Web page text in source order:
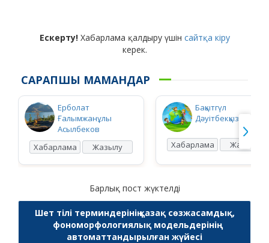
Ескерту!Хабарлама қалдыру үшін сайтқа кіру
керек.
САРАПШЫ МАМАНДАР
Ерболат
Ғалымжанұлы
Асылбеков
Хабарлама
Жазылу
Бақытгүл
Дәуітбекқызы Ысқақ
Хабарлама Жазылу
Барлық пост жүктелді
Шет тілі терминдерінің қазақ сөзжасамдық,
фономорфологиялық модельдерінің
автоматтандырылған жүйесі